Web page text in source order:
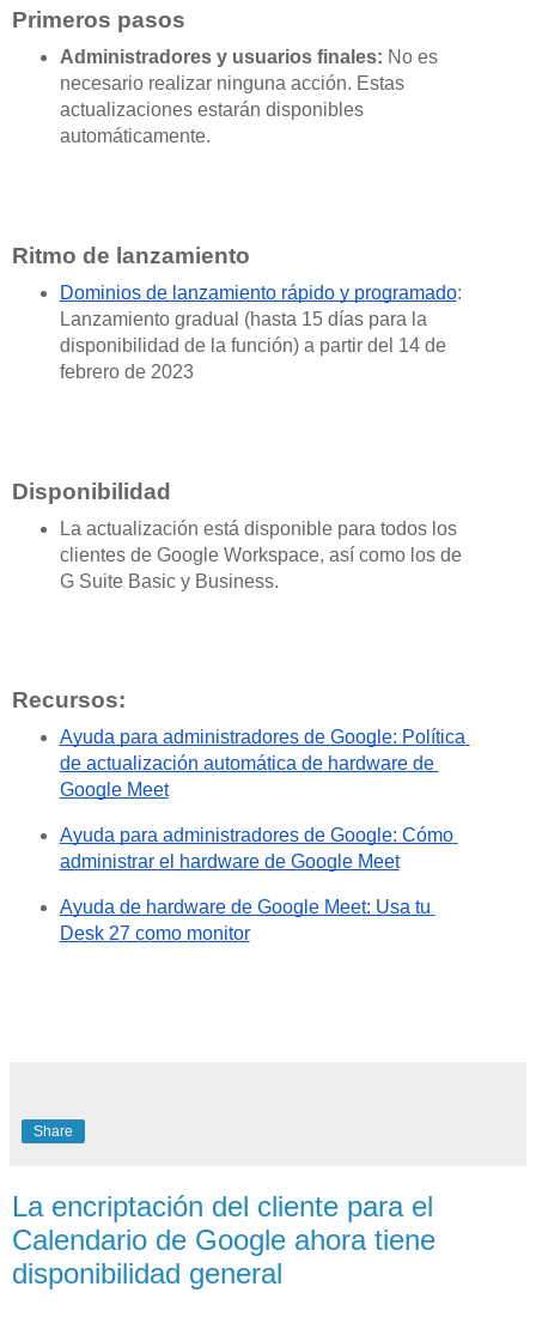
Primeros pasos
Administradores y usuarios finales: No es
necesario realizar ninguna acción. Estas
actualizaciones estarán disponibles
automáticamente.
Ritmo de lanzamiento
Dominios de lanzamiento rápido y programado:
Lanzamiento gradual (hasta 15 días para la
disponibilidad de la función) a partir del 14 de
febrero de 2023
Disponibilidad
La actualización está disponible para todos los
clientes de Google Workspace, así como los de
G Suite Basic y Business.
Recursos:
Ayuda para administradores de Google: Política
de actualización automática de hardware de
Google Meet
Ayuda para administradores de Google: Cómo
administrar el hardware de Google Meet
Ayuda de hardware de Google Meet: Usa tu
Desk 27 como monitor
Share
La encriptación del cliente para el
Calendario de Google ahora tiene
disponibilidad general